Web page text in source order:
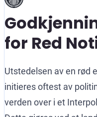
for Red
Utstedelsen av en rød
initieres oftest av
verden over i et